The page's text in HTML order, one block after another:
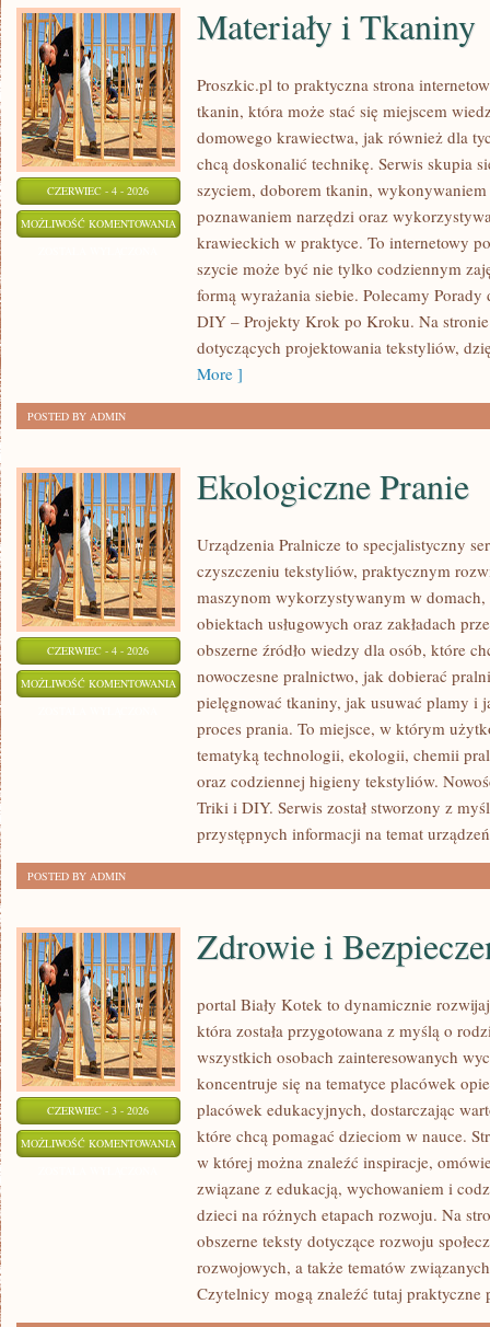
CZERWIEC - 4 - 2026
MOŻLIWOŚĆ KOMENTOWANIA MATERIAŁY
TKANINY
Materiały i Tkaniny
Proszkic.pl to praktyczna strona
tkanin, która może stać się miejscem
domowego krawiectwa, jak również dla
chcą doskonalić technikę. Serwis skupia
szyciem, doborem tkanin,
poznawaniem narzędzi oraz
krawieckich w praktyce. To internetowy
szycie może być nie tylko codziennym
formą wyrażania siebie. Polecamy
DIY – Projekty Krok po Kroku. Na
dotyczących projektowania tekstyliów,
More ]
POSTED BY ADMIN
CZERWIEC - 4 - 2026
MOŻLIWOŚĆ KOMENTOWANIA EKOLOGICZNE
PRANIE
Ekologiczne Pranie
Urządzenia Pralnicze to specjalistyczny
czyszczeniu tekstyliów, praktycznym
maszynom wykorzystywanym w
obiektach usługowych oraz zakładach
obszerne źródło wiedzy dla osób, które
nowoczesne pralnictwo, jak dobierać
pielęgnować tkaniny, jak usuwać plamy i
proces prania. To miejsce, w którym
tematyką technologii, ekologii, chemii
oraz codziennej higieny tekstyliów.
Triki i DIY. Serwis został stworzony z
przystępnych informacji na temat urządzeń
POSTED BY ADMIN
CZERWIEC - 3 - 2026
MOŻLIWOŚĆ KOMENTOWANIA ZDROWIE
BEZPIECZEŃSTWO
Zdrowie i
portal Biały Kotek to dynamicznie
która została przygotowana z myślą o
wszystkich osobach zainteresowanych
koncentruje się na tematyce placówek
placówek edukacyjnych, dostarczając
które chcą pomagać dzieciom w nauce.
w której można znaleźć inspiracje,
związane z edukacją, wychowaniem i
dzieci na różnych etapach rozwoju. Na
obszerne teksty dotyczące rozwoju
rozwojowych, a także tematów
Czytelnicy mogą znaleźć tutaj praktyczne